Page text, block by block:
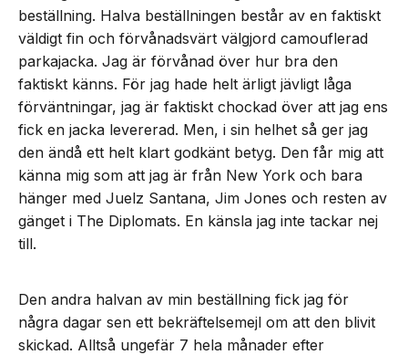
beställning. Halva beställningen består av en faktiskt
väldigt fin och förvånadsvärt välgjord camouflerad
parkajacka. Jag är förvånad över hur bra den
faktiskt känns. För jag hade helt ärligt jävligt låga
förväntningar, jag är faktiskt chockad över att jag ens
fick en jacka levererad. Men, i sin helhet så ger jag
den ändå ett helt klart godkänt betyg. Den får mig att
känna mig som att jag är från New York och bara
hänger med Juelz Santana, Jim Jones och resten av
gänget i The Diplomats. En känsla jag inte tackar nej
till.
Den andra halvan av min beställning fick jag för
några dagar sen ett bekräftelsemejl om att den blivit
skickad. Alltså ungefär 7 hela månader efter